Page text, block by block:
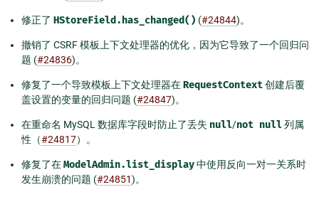
修正了 HStoreField.has_changed() (#24844)。
撤销了 CSRF 模板上下文处理器的优化，因为它导致了一个回归问
题 (#24836)。
修复了一个导致模板上下文处理器在RequestContext创建后覆
盖设置的变量的回归问题 (#24847)。
在重命名 MySQL 数据库字段时防止了丢失 null/not null列属
性（#24817）。
修复了在ModelAdmin.list_display中使用反向一对一关系时
发生崩溃的问题 (#24851)。